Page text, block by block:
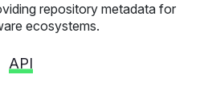
repository metadata for
ecosystems.
API